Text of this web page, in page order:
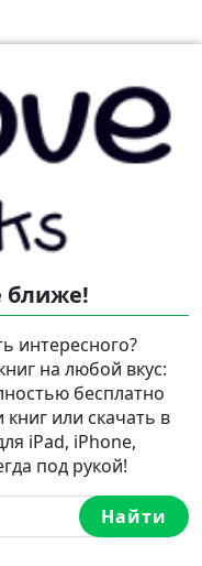
ближе!
интересного?
на любой вкус:
бесплатно
или скачать в
iPad, iPhone,
под рукой!
Найти